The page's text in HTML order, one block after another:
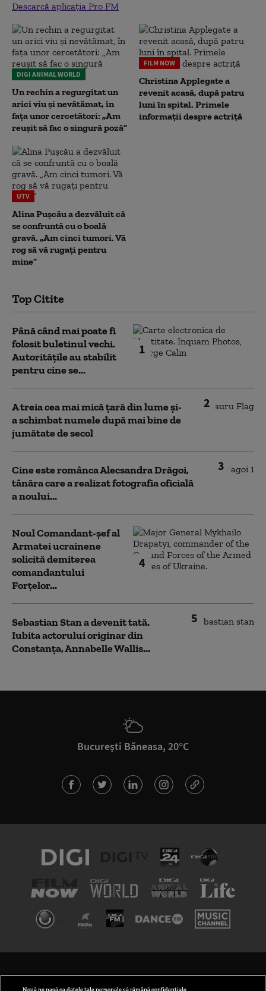
Descarcă aplicația Pro FM
DIGI ANIMAL WORLD
Un rechin a regurgitat un
arici viu și nevătămat, în
fața unor cercetători: „Am
reușit să fac o singură poză”
FILM NOW
Christina Applegate a
revenit acasă, după patru
luni în spital. Primele
informații despre actriță
UTV
Alina Pușcău a dezvăluit că
se confruntă cu o boală
gravă. „Am cinci tumori. Vă
rog să vă rugați pentru
mine”
Top Citite
1
Până când mai poate fi
folosit buletinul vechi.
Autoritățile au stabilit
pentru cine se...
2
A treia cea mai mică țară din lume și-
a schimbat numele după mai bine de
jumătate de secol
3
Cine este românca Alecsandra Drăgoi,
tânăra care a realizat fotografia oficială
a noului...
4
Noul Comandant-șef al
Armatei ucrainene
solicită demiterea
comandantului
Forțelor...
5
Sebastian Stan a devenit tată.
Iubita actorului originar din
Constanța, Annabelle Wallis...
București Băneasa, 20°C
Nouă ne pasă ca datele tale personale să rămână confidențiale